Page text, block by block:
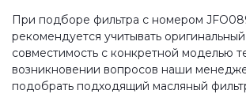
При подборе фильтра с номером
рекомендуется учитывать
совместимость с конкретной моделью
возникновении вопросов наши
подобрать подходящий масляный